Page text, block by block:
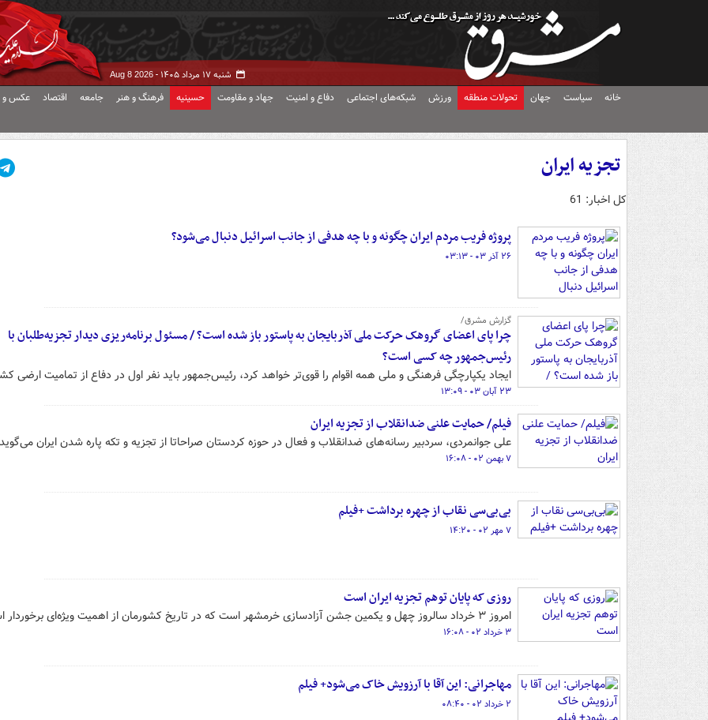
شنبه ۱۷ مرداد ۱۴۰۵ - Aug 8 2026
خانه سیاست جهان تحولات منطقه ورزش شبکه‌های اجتماعی دفاع و امنیت جهاد و مقاومت حسینیه فرهنگ و هنر جامعه اقتصاد عکس و
تجزیه ایران
کل اخبار: 61
پروژه فریب مردم ایران چگونه و با چه هدفی از جانب اسرائیل دنبال می‌شود؟
۲۶ آذر ۰۳ - ۰۳:۱۳
گزارش مشرق/
چرا پای اعضای گروهک حرکت ملی آذربایجان به پاستور باز شده است؟ / مسئول برنامه‌ریزی دیدار تجزیه‌طلبان با
رئیس‌جمهور چه کسی است؟
ایجاد یکپارچگی فرهنگی و ملی همه اقوام را قوی‌تر خواهد کرد، رئیس‌جمهور باید نفر اول در دفاع از تمامیت ارضی
۲۳ آبان ۰۳ - ۱۳:۰۹
فیلم/ حمایت علنی ضدانقلاب از تجزیه ایران
علی جوانمردی، سردبیر رسانه‌های ضدانقلاب و فعال در حوزه کردستان صراحاتا از تجزیه و تکه پاره شدن ایران
۷ بهمن ۰۲ - ۱۶:۰۸
بی‌بی‌سی نقاب از چهره برداشت +فیلم
۷ مهر ۰۲ - ۱۴:۲۰
روزی که پایان توهم تجزیه ایران است
امروز ۳ خرداد سالروز چهل و یکمین جشن آزادسازی خرمشهر است که در تاریخ کشورمان از اهمیت ویژه‌ای برخوردار است.
۳ خرداد ۰۲ - ۱۶:۰۸
مهاجرانی: این آقا با آرزویش خاک می‌شود+ فیلم
۲ خرداد ۰۲ - ۰۸:۴۰